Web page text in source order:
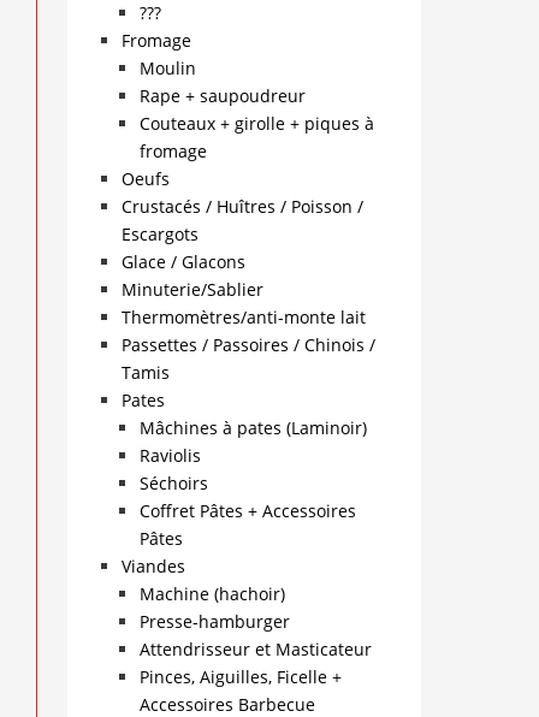
???
Fromage
Moulin
Rape + saupoudreur
Couteaux + girolle + piques à
fromage
Oeufs
Crustacés / Huîtres / Poisson /
Escargots
Glace / Glacons
Minuterie/Sablier
Thermomètres/anti-monte lait
Passettes / Passoires / Chinois /
Tamis
Pates
Mâchines à pates (Laminoir)
Raviolis
Séchoirs
Coffret Pâtes + Accessoires
Pâtes
Viandes
Machine (hachoir)
Presse-hamburger
Attendrisseur et Masticateur
Pinces, Aiguilles, Ficelle +
Accessoires Barbecue